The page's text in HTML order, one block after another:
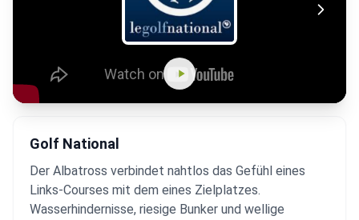
Golf National
Der Albatross verbindet nahtlos das Gefühl eines
Links-Courses mit dem eines Zielplatzes.
Wasserhindernisse, riesige Bunker und wellige